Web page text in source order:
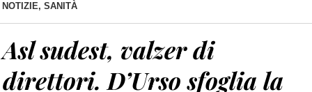
NOTIZIE, SANITÀ
Asl sudest, valzer di
direttori. D’Urso sfoglia la